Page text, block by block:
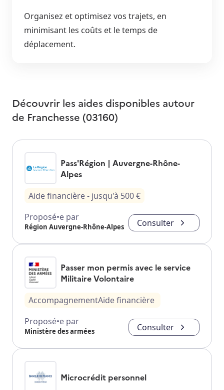
Organisez et optimisez vos trajets, en
minimisant les coûts et le temps de
déplacement.
Découvrir les aides disponibles autour
de Franchesse (03160)
Pass'Région | Auvergne-Rhône-
Alpes
Aide financière- jusqu'à 500€
Proposé•e par
Région Auvergne-Rhône-Alpes Consulter
Passer mon permis avec le service
Militaire Volontaire
AccompagnementAide financière
Proposé•e par
Ministère des armées Consulter
Microcrédit personnel